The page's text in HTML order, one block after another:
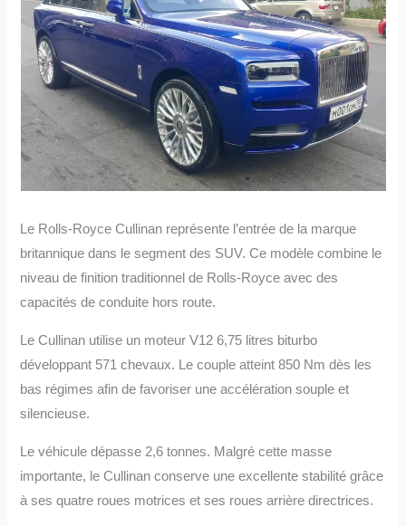
Le Rolls-Royce Cullinan représente l’entrée de la marque
britannique dans le segment des SUV. Ce modèle combine le
niveau de finition traditionnel de Rolls-Royce avec des
capacités de conduite hors route.
Le Cullinan utilise un moteur V12 6,75 litres biturbo
développant 571 chevaux. Le couple atteint 850 Nm dès les
bas régimes afin de favoriser une accélération souple et
silencieuse.
Le véhicule dépasse 2,6 tonnes. Malgré cette masse
importante, le Cullinan conserve une excellente stabilité grâce
à ses quatre roues motrices et ses roues arrière directrices.